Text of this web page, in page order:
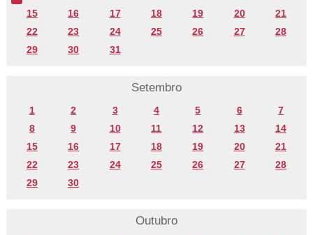
15
16 17 18 19 20
21
22
23 24 25 26 27
28
29
30 31
Setembro
1 2 3 4 5 6
7
8
9 10 11 12 13
14
15
16 17 18 19 20
21
22
23 24 25 26 27
28
29
30
Outubro